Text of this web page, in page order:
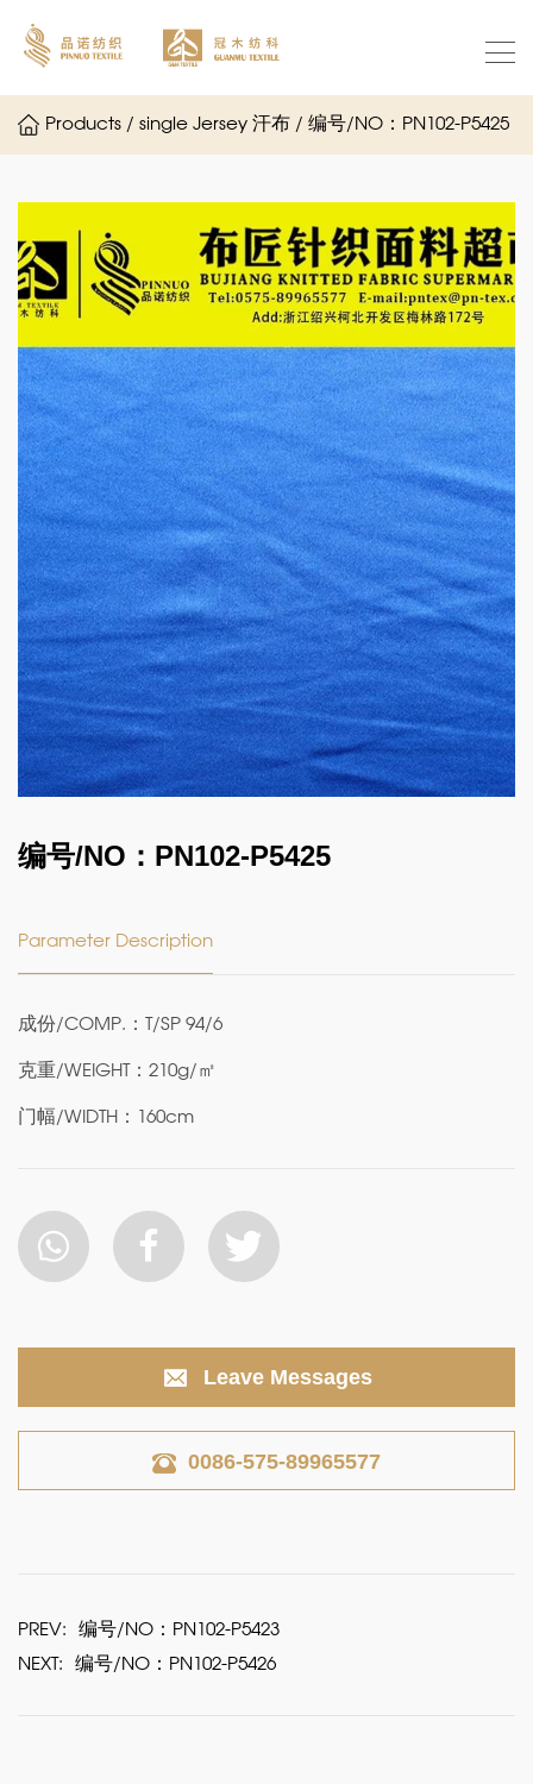
Products / single Jersey 汗布 / 编号/NO：PN102-P5425
编号/NO：PN102-P5425
Parameter Description
成份/COMP.：T/SP 94/6
克重/WEIGHT：210g/㎡
门幅/WIDTH：160cm
Leave Messages
0086-575-89965577
PREV: 编号/NO：PN102-P5423
NEXT: 编号/NO：PN102-P5426